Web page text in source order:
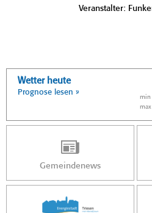
Veranstalter:
Wetter heute
Prognose lesen »
min
max
Gemeindenews